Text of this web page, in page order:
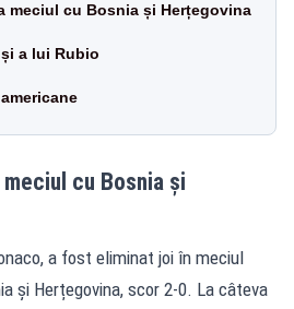
meciul cu Bosnia și Herțegovina
a lui Rubio
cu Bosnia și
a fost eliminat joi în meciul
și Herțegovina, scor 2-0. La câteva